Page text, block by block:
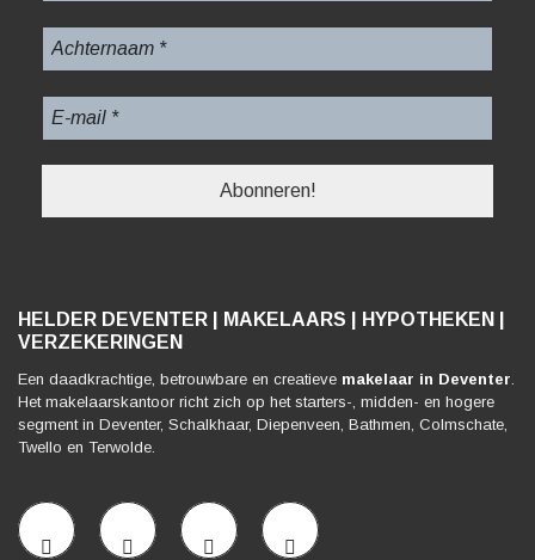
HELDER DEVENTER | MAKELAARS | HYPOTHEKEN |
VERZEKERINGEN
Een daadkrachtige, betrouwbare en creatieve makelaar in Deventer.
Het makelaarskantoor richt zich op het starters-, midden- en hogere
segment in Deventer, Schalkhaar, Diepenveen, Bathmen, Colmschate,
Twello en Terwolde.